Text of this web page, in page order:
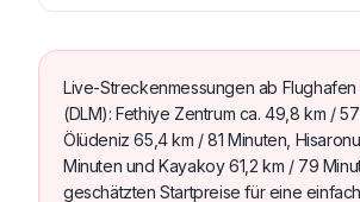
Live-Streckenmessungen ab Flughafen
(DLM): Fethiye Zentrum ca. 49,8 km /
Ölüdeniz 65,4 km / 81 Minuten,
Minuten und Kayakoy 61,2 km / 79
geschätzten Startpreise für eine